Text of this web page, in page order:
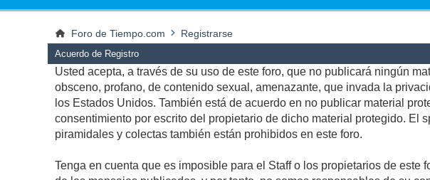
Foro de Tiempo.com Registrarse
Acuerdo de Registro
Usted acepta, a través de su uso de este foro, que no publicará ningún
obsceno, profano, de contenido sexual, amenazante, que invada la
los Estados Unidos. También está de acuerdo en no publicar material
consentimiento por escrito del propietario de dicho material protegido. El
piramidales y colectas también están prohibidos en este foro.
Tenga en cuenta que es imposible para el Staff o los propietarios de